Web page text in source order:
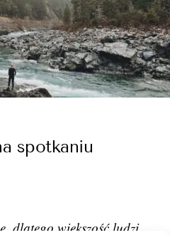
spotkaniu
dlatego większość ludzi